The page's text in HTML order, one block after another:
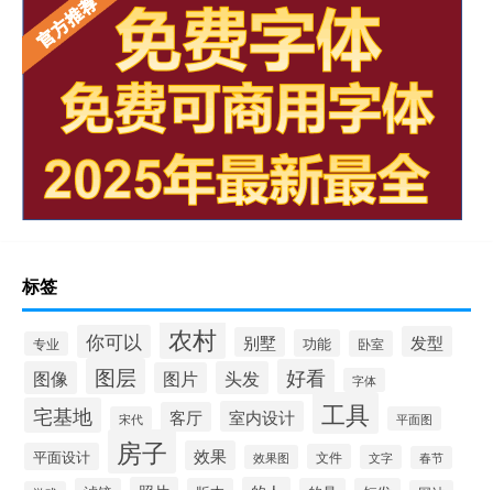
标签
专业 你可以 农村 别墅 功能 卧室 发型
图像 图层 图片 头发 好看 字体
宅基地 宋代 客厅 室内设计 工具 平面图
平面设计 房子 效果 效果图 文件 文字 春节